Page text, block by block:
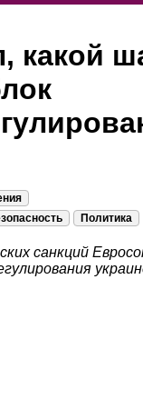
какой
Политика
санкций